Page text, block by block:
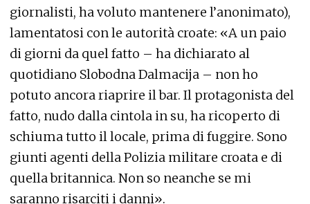
giornalisti, ha voluto mantenere l’anonimato),
lamentatosi con le autorità croate: «A un paio
di giorni da quel fatto – ha dichiarato al
quotidiano Slobodna Dalmacija – non ho
potuto ancora riaprire il bar. Il protagonista del
fatto, nudo dalla cintola in su, ha ricoperto di
schiuma tutto il locale, prima di fuggire. Sono
giunti agenti della Polizia militare croata e di
quella britannica. Non so neanche se mi
saranno risarciti i danni».